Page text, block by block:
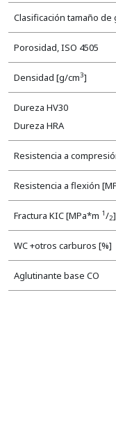
Clasificación tamaño de
Porosidad, ISO 4505
Densidad [g/cm3]
Dureza HV30
Dureza HRA
Resistencia a
Resistencia a flexión
Fractura KIC [MPa*m 1/2]
WC +otros carburos [%]
Aglutinante base CO